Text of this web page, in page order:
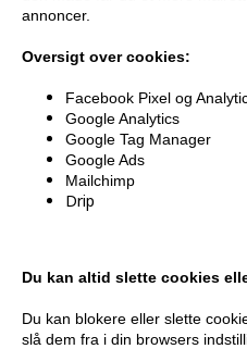
annoncer.
Oversigt over cookies:
Facebook Pixel og
Google Analytics
Google Tag Manager
Google Ads
Mailchimp
Drip
Du kan altid slette cookies
Du kan blokere eller slette
slå dem fra i din browsers
optjen rabatter når du handler